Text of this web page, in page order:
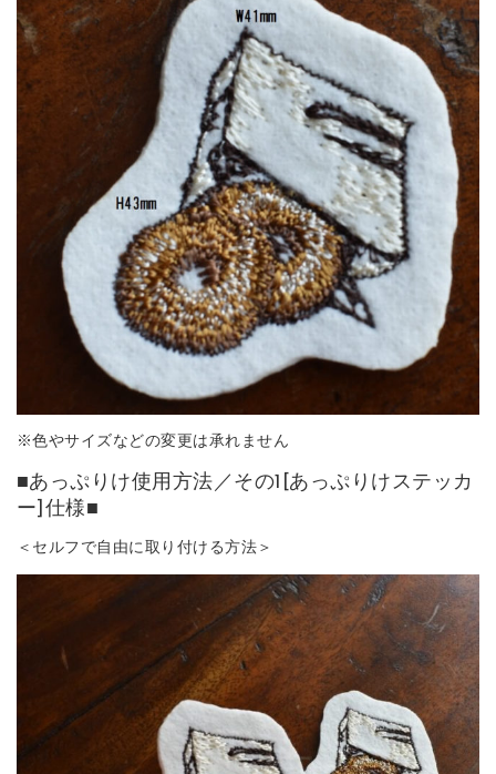
※色やサイズなどの変更は承れません
■あっぷりけ使用方法／その1[あっぷりけステッカ
ー]仕様■
＜セルフで自由に取り付ける方法＞